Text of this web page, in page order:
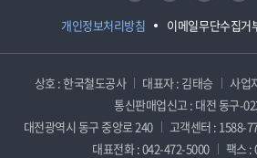
개인정보처리방침 이메일무단수집거
상호 : 한국철도공사 대표자 : 김태승
사업
통신판매업신고 : 대전 동구-
대전광역시 동구 중앙로 240
고객센터 : 1588-
대표전화 : 042-472-5000
팩스 :